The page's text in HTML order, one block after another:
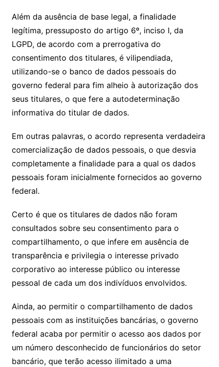
Além da ausência de base legal, a finalidade
legítima, pressuposto do artigo 6º, inciso I, da
LGPD, de acordo com a prerrogativa do
consentimento dos titulares, é vilipendiada,
utilizando-se o banco de dados pessoais do
governo federal para fim alheio à autorização dos
seus titulares, o que fere a autodeterminação
informativa do titular de dados.
Em outras palavras, o acordo representa verdadeira
comercialização de dados pessoais, o que desvia
completamente a finalidade para a qual os dados
pessoais foram inicialmente fornecidos ao governo
federal.
Certo é que os titulares de dados não foram
consultados sobre seu consentimento para o
compartilhamento, o que infere em ausência de
transparência e privilegia o interesse privado
corporativo ao interesse público ou interesse
pessoal de cada um dos indivíduos envolvidos.
Ainda, ao permitir o compartilhamento de dados
pessoais com as instituições bancárias, o governo
federal acaba por permitir o acesso aos dados por
um número desconhecido de funcionários do setor
bancário, que terão acesso ilimitado a uma